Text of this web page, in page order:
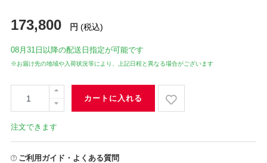
173,800 円 (税込)
08月31日 以降の配送日指定が可能です
※お届け先の地域や入荷状況等により、上記日程と異なる場合がございます
カートに入れる
注文できます
ご利用ガイド・よくある質問